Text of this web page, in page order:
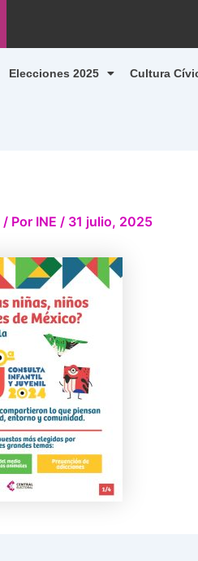
Elecciones 2025 Cultura
/ Por INE / 31 julio, 2025